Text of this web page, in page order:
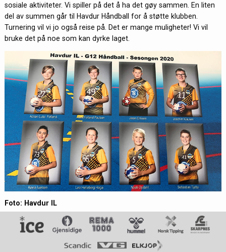
sosiale aktiviteter. Vi spiller på det å ha det gøy sammen. En liten
del av summen går til Havdur Håndball for å støtte klubben.
Turnering vil vi jo også reise på. Det er mange muligheter! Vi vil
bruke det på noe som kan dyrke laget.
Foto: Havdur IL